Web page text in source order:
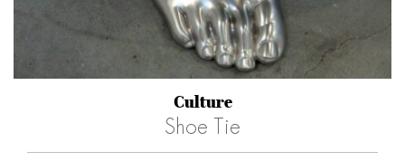
Culture
Shoe Tie